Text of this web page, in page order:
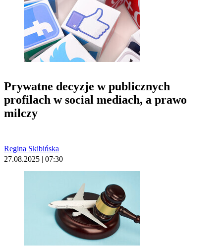
Prywatne decyzje w publicznych
profilach w social mediach, a prawo
milczy
Regina Skibińska
27.08.2025 | 07:30